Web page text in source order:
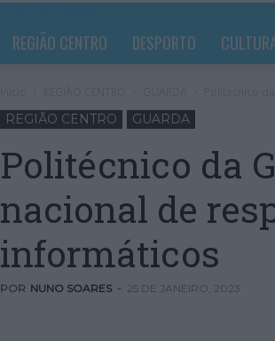
REGIÃO CENTRO DESPORTO
REGIÃO CENTRO GUARDA
Politécnico da
nacional de
informáticos
POR NUNO SOARES - 25 DE JANEIRO, 2023